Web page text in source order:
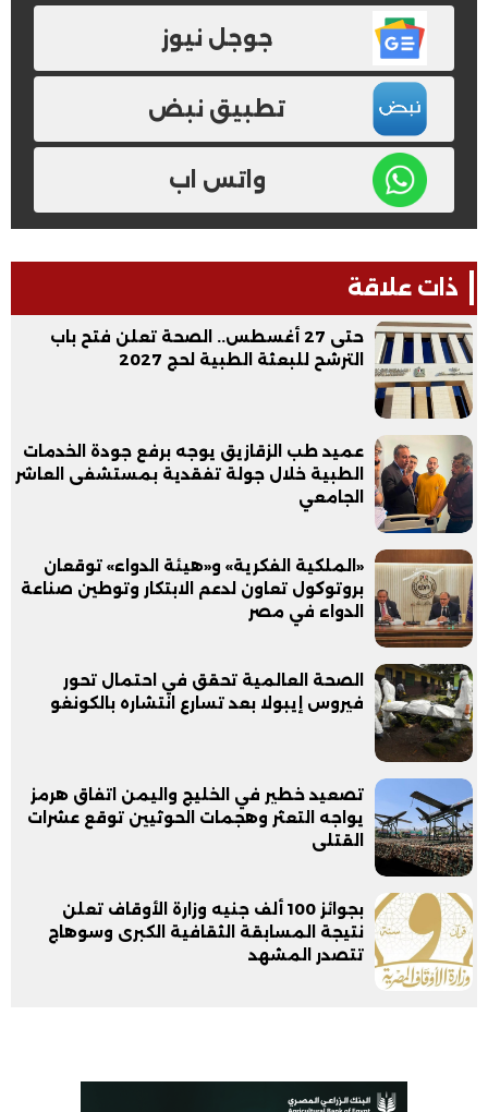
جوجل نيوز
تطبيق نبض
واتس اب
ذات علاقة
حتى 27 أغسطس.. الصحة تعلن فتح باب
الترشح للبعثة الطبية لحج 2027
عميد طب الزقازيق يوجه برفع جودة الخدمات
الطبية خلال جولة تفقدية بمستشفى العاشر
الجامعي
«الملكية الفكرية» و«هيئة الدواء» توقعان
بروتوكول تعاون لدعم الابتكار وتوطين صناعة
الدواء في مصر
الصحة العالمية تحقق في احتمال تحور
فيروس إيبولا بعد تسارع انتشاره بالكونغو
تصعيد خطير في الخليج واليمن اتفاق هرمز
يواجه التعثر وهجمات الحوثيين توقع عشرات
القتلى
بجوائز 100 ألف جنيه وزارة الأوقاف تعلن
نتيجة المسابقة الثقافية الكبرى وسوهاج
تتصدر المشهد